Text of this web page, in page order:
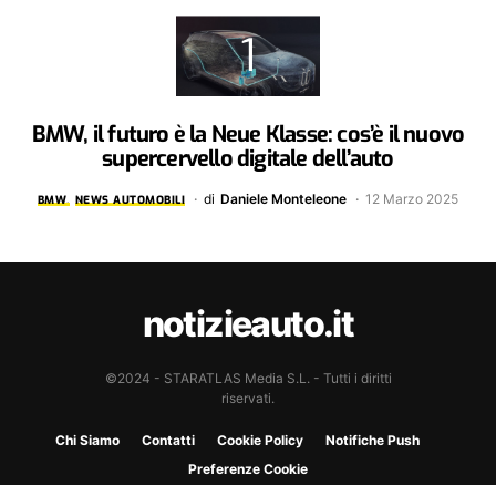
BMW, il futuro è la Neue Klasse: cos’è il nuovo
supercervello digitale dell’auto
BMW NEWS AUTOMOBILI di Daniele Monteleone 12 Marzo 2025
notizieauto.it
©2024 - STARATLAS Media S.L. - Tutti i diritti
riservati.
Chi Siamo Contatti Cookie Policy
Notifiche Push
Preferenze Cookie